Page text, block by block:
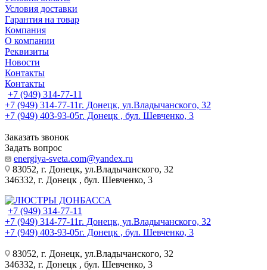
Условия доставки
Гарантия на товар
Компания
О компании
Реквизиты
Новости
Контакты
Контакты
+7 (949) 314-77-11
+7 (949) 314-77-11г. Донецк, ул.Владычанского, 32
+7 (949) 403-93-05г. Донецк , бул. Шевченко, 3
Заказать звонок
Задать вопрос
energiya-sveta.com@yandex.ru
83052, г. Донецк, ул.Владычанского, 32
346332, г. Донецк , бул. Шевченко, 3
+7 (949) 314-77-11
+7 (949) 314-77-11г. Донецк, ул.Владычанского, 32
+7 (949) 403-93-05г. Донецк , бул. Шевченко, 3
83052, г. Донецк, ул.Владычанского, 32
346332, г. Донецк , бул. Шевченко, 3